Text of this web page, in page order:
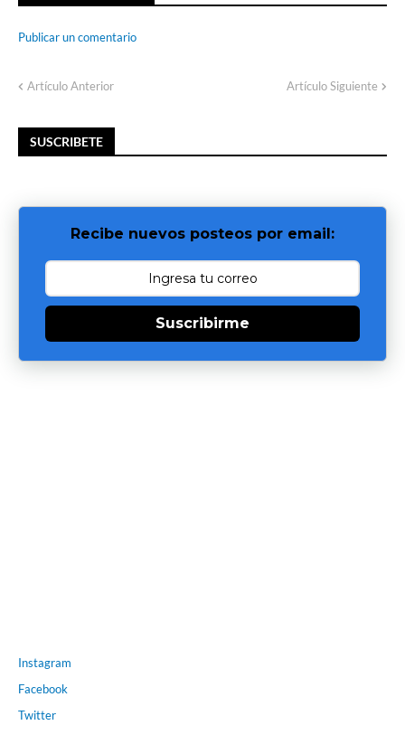
Publicar un comentario
Artículo Anterior Artículo Siguiente
SUSCRIBETE
Recibe nuevos posteos por email:
Suscribirme
Instagram
Facebook
Twitter